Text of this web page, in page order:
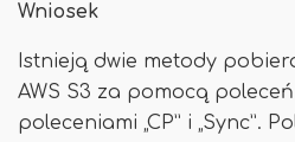
Wniosek
Istnieją dwie metody
AWS S3 za pomocą
poleceniami „CP” i „Sync”.